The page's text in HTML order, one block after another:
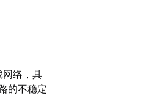
网络，具
的不稳定